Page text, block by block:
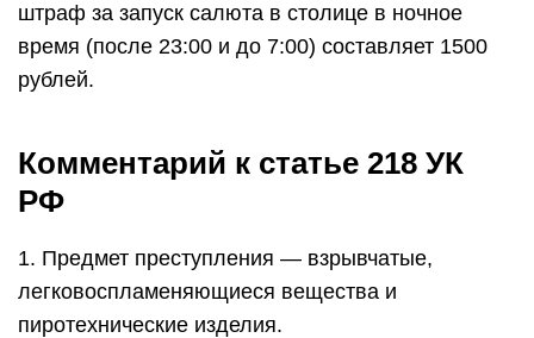
штраф за запуск салюта в столице в ночное
время (после 23:00 и до 7:00) составляет 1500
рублей.
Комментарий к статье 218 УК
РФ
1. Предмет преступления — взрывчатые,
легковоспламеняющиеся вещества и
пиротехнические изделия.